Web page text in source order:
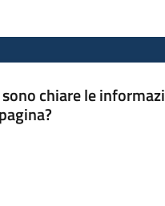
chiare le